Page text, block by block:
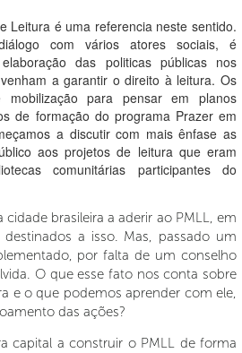
Leitura é uma referencia neste sentido.
com vários atores sociais, é
das politicas públicas nos
a garantir o direito à leitura. Os
mobilização para pensar em planos
de formação do programa Prazer em
a discutir com mais ênfase as
aos projetos de leitura que eram
comunitárias participantes do
brasileira a aderir ao PMLL, em
a isso. Mas, passado um
por falta de um conselho
O que esse fato nos conta sobre
e o que podemos aprender com ele,
das ações?
capital a construir o PMLL de forma